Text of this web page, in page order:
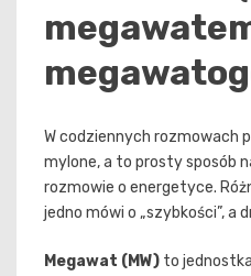
W codziennych rozmowach
mylone, a to prosty sposób
rozmowie o energetyce.
jedno mówi o „szybkości”, a
Megawat (MW) to jednostka